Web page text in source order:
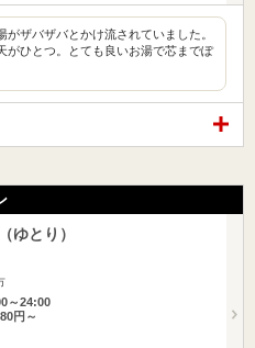
がザバザバとかけ流されていました。
がひとつ。とても良いお湯で芯までぽ
ゆとり）
～24:00
円～